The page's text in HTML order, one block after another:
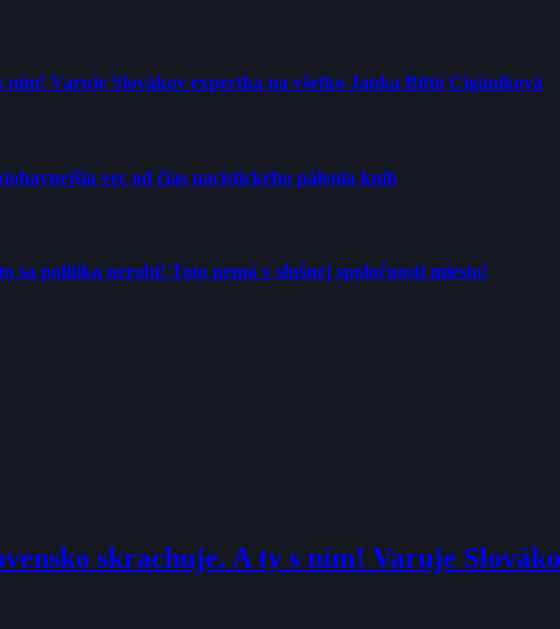
Varuje Slovákov expertka na všetko Janka Bittó Cigániková
vec od čias nacistického pálenia kníh
politika nerobí! Toto nemá v slušnej spoločnosti miesto!
skrachuje. A ty s ním! Varuje